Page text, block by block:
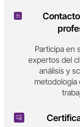
Participa en
expertos del
análisis y
metodología